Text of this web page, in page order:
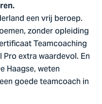
een vrij beroep.
zonder opleiding
Teamcoaching
extra waardevol. En
Haagse, weten
goede teamcoach in